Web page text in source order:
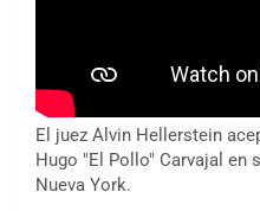
El juez Alvin Hellerstein
Hugo "El Pollo" Carvajal
Nueva York.